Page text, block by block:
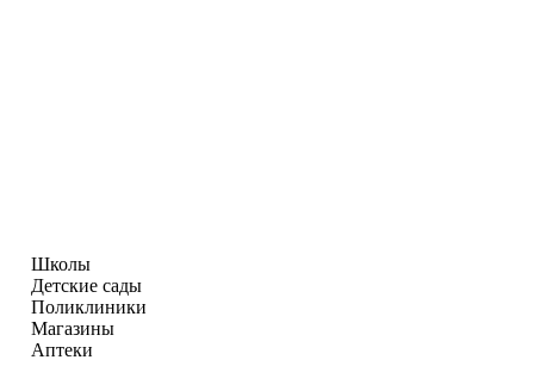
Школы
Детские сады
Поликлиники
Магазины
Аптеки